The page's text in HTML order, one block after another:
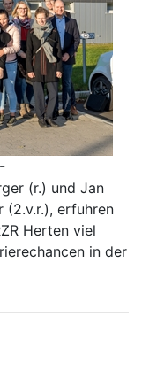
(r.) und Jan
(2.v.r.), erfuhren
Herten viel
in der